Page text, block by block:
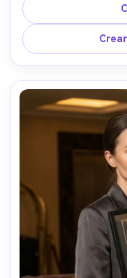
sujetado por
plateados, luz
85mm f/2, encuadre
seguro, piel realista,